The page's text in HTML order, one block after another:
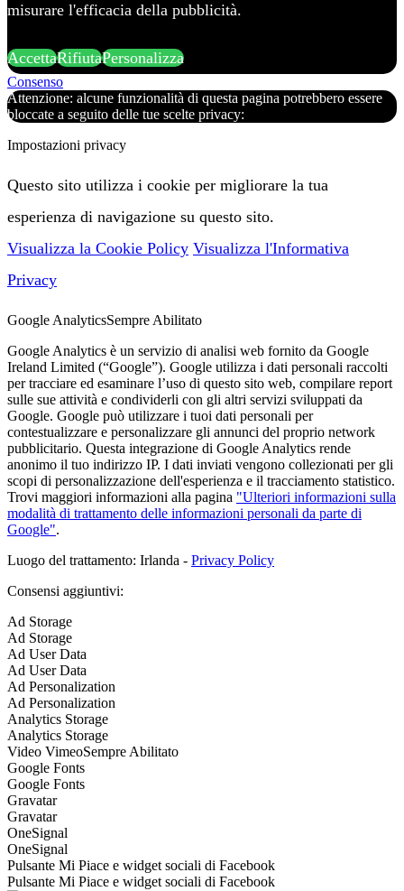
misurare l'efficacia della pubblicità.
AccettaRifiutaPersonalizza
Consenso
Attenzione: alcune funzionalità di questa pagina potrebbero essere
bloccate a seguito delle tue scelte privacy:
Impostazioni privacy
Questo sito utilizza i cookie per migliorare la tua
esperienza di navigazione su questo sito.
Visualizza la Cookie Policy Visualizza l'Informativa
Privacy
Google AnalyticsSempre Abilitato
Google Analytics è un servizio di analisi web fornito da Google
Ireland Limited (“Google”). Google utilizza i dati personali raccolti
per tracciare ed esaminare l’uso di questo sito web, compilare report
sulle sue attività e condividerli con gli altri servizi sviluppati da
Google. Google può utilizzare i tuoi dati personali per
contestualizzare e personalizzare gli annunci del proprio network
pubblicitario. Questa integrazione di Google Analytics rende
anonimo il tuo indirizzo IP. I dati inviati vengono collezionati per gli
scopi di personalizzazione dell'esperienza e il tracciamento statistico.
Trovi maggiori informazioni alla pagina "Ulteriori informazioni sulla
modalità di trattamento delle informazioni personali da parte di
Google".
Luogo del trattamento: Irlanda - Privacy Policy
Consensi aggiuntivi:
Ad Storage
Ad Storage
Ad User Data
Ad User Data
Ad Personalization
Ad Personalization
Analytics Storage
Analytics Storage
Video VimeoSempre Abilitato
Google Fonts
Google Fonts
Gravatar
Gravatar
OneSignal
OneSignal
Pulsante Mi Piace e widget sociali di Facebook
Pulsante Mi Piace e widget sociali di Facebook